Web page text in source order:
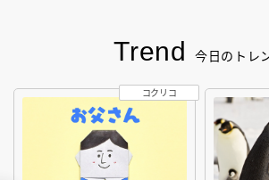
Trend 今日のトレ
コクリコ